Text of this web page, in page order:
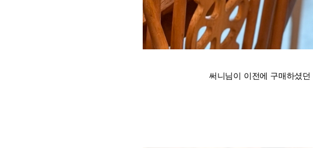
써니님이 이전에 구매하셨던